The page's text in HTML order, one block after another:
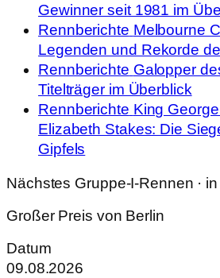
Gewinner seit 1981 im
Rennberichte Melbourne
Legenden und Rekorde
Rennberichte Galopper
Titelträger im Überblick
Rennberichte King
Elizabeth Stakes: Die
Gipfels
Nächstes Gruppe-I-Rennen ·
Großer Preis von Berlin
Datum
09.08.2026